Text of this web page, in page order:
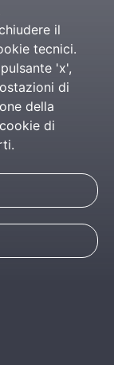
il
tecnici.
'x',
di
della
di